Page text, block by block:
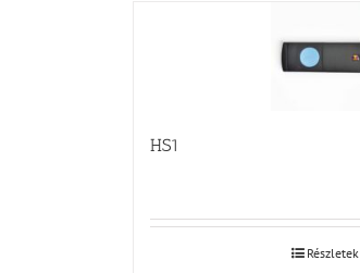
HS1
Részletek